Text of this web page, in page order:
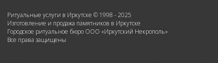
Ритуальные услуги в Иркутске © 1998 - 2025
Изготовление и продажа памятников в Иркутске
Городское ритуальное бюро ООО «Иркутский Некрополь»
Все права защищены